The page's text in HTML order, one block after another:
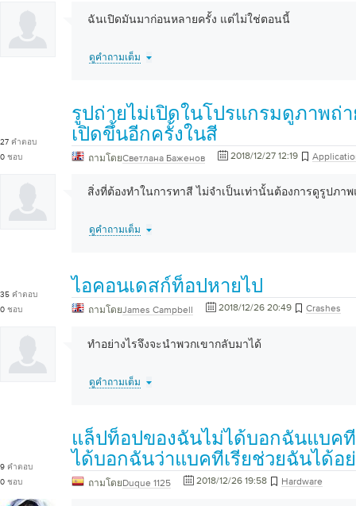
ฉันเปิดมันมาก่อนหลายครั้ง แต่ไม่ใช่ตอนนี้
ดูคำถามเต็ม
27 คำตอบ
0 ชอบ
รูปถ่ายไม่เปิดในโปรแกรมดูภาพถ่
เปิดขึ้นอีกครั้งในสี
ถามโดยСветлана Баженов 2018/12/27 12:19
สิ่งที่ต้องทำในการทาสี ไม่จำเป็นเท่านั้นต้องการดูรูปภา
ดูคำถามเต็ม
35 คำตอบ
0 ชอบ
ไอคอนเดสก์ท็อปหายไป
ถามโดยJames Campbell 2018/12/26 20:49 Crashes
ทำอย่างไรจึงจะนำพวกเขากลับมาได้
ดูคำถามเต็ม
9 คำตอบ
0 ชอบ
แล็ปท็อปของฉันไม่ได้บอกฉันแบคที
ได้บอกฉันว่าแบคทีเรียช่วยฉันได้อย่
ถามโดยDuque 1125 2018/12/26 19:58 Hardware